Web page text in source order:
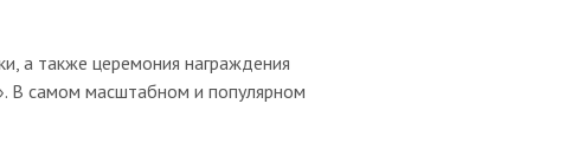
а также церемония награждения
В самом масштабном и популярном